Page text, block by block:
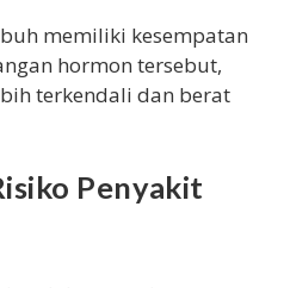
memiliki kesempatan
hormon tersebut,
terkendali dan berat
Penyakit